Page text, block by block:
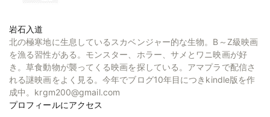
岩石入道
北の極寒地に生息しているスカベンジャー的な生物。B～Z級映画
を漁る習性がある。モンスター、ホラー、サメとワニ映画が好
き。草食動物が襲ってくる映画を探している。アマプラで配信さ
れる謎映画をよく見る。今年でブログ10年目につきkindle版を作
成中。krgm200@gmail.com
プロフィールにアクセス